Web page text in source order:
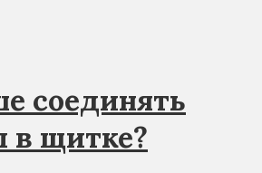
соединять
в щитке?